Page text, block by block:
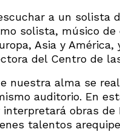
a un solista
solista, músico
Asia y América,
del Centro de
nuestra alma se
auditorio. En
obras de
talentos